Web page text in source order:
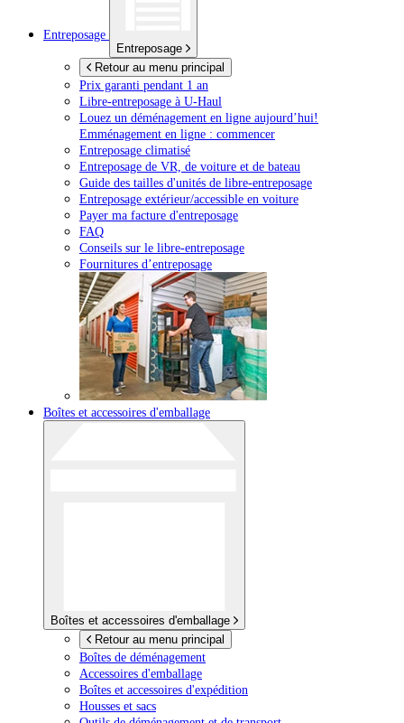
Entreposage
Entreposage
Retour au menu principal
Prix garanti pendant 1 an
Libre-entreposage à U-Haul
Louez un déménagement en ligne aujourd’hui!
Emménagement en ligne : commencer
Entreposage climatisé
Entreposage de VR, de voiture et de bateau
Guide des tailles d'unités de libre-entreposage
Entreposage extérieur/accessible en voiture
Payer ma facture d'entreposage
FAQ
Conseils sur le libre-entreposage
Fournitures d’entreposage
Boîtes et accessoires d'emballage
Boîtes et accessoires d'emballage
Retour au menu principal
Boîtes de déménagement
Accessoires d'emballage
Boîtes et accessoires d'expédition
Housses et sacs